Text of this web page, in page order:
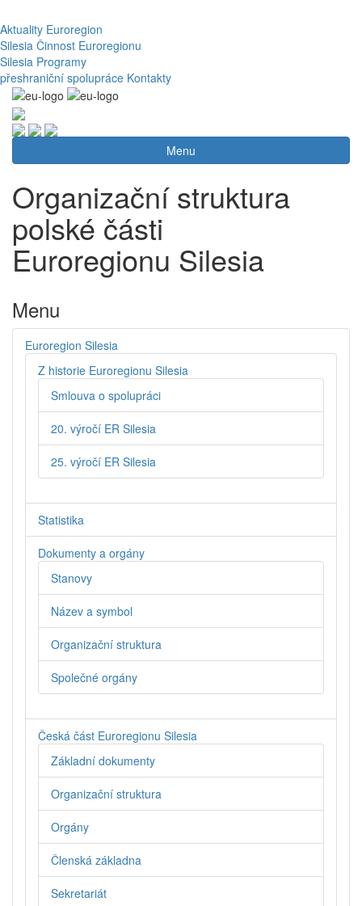
Aktuality Euroregion
Silesia Činnost Euroregionu
Silesia Programy
přeshraniční spolupráce Kontakty
Menu
Organizační struktura
polské části
Euroregionu Silesia
Menu
Euroregion Silesia
Z historie Euroregionu Silesia
Smlouva o spolupráci
20. výročí ER Silesia
25. výročí ER Silesia
Statistika
Dokumenty a orgány
Stanovy
Název a symbol
Organizační struktura
Společné orgány
Česká část Euroregionu Silesia
Základní dokumenty
Organizační struktura
Orgány
Členská základna
Sekretariát